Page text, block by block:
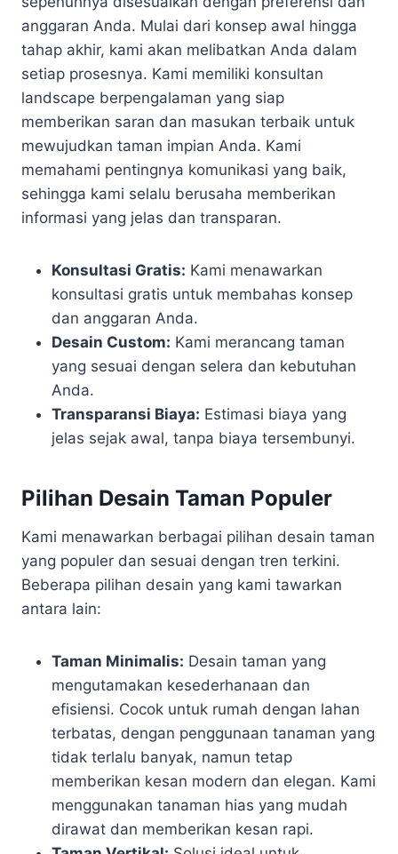
anggaran Anda. Mulai dari konsep awal hingga
tahap akhir, kami akan melibatkan Anda dalam
setiap prosesnya. Kami memiliki konsultan
landscape berpengalaman yang siap
memberikan saran dan masukan terbaik untuk
mewujudkan taman impian Anda. Kami
memahami pentingnya komunikasi yang baik,
sehingga kami selalu berusaha memberikan
informasi yang jelas dan transparan.
Konsultasi Gratis: Kami menawarkan
konsultasi gratis untuk membahas konsep
dan anggaran Anda.
Desain Custom: Kami merancang taman
yang sesuai dengan selera dan kebutuhan
Anda.
Transparansi Biaya: Estimasi biaya yang
jelas sejak awal, tanpa biaya tersembunyi.
Pilihan Desain Taman Populer
Kami menawarkan berbagai pilihan desain taman
yang populer dan sesuai dengan tren terkini.
Beberapa pilihan desain yang kami tawarkan
antara lain:
Taman Minimalis: Desain taman yang
mengutamakan kesederhanaan dan
efisiensi. Cocok untuk rumah dengan lahan
terbatas, dengan penggunaan tanaman yang
tidak terlalu banyak, namun tetap
memberikan kesan modern dan elegan. Kami
menggunakan tanaman hias yang mudah
dirawat dan memberikan kesan rapi.